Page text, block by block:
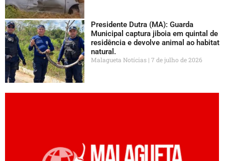
Presidente Dutra (MA): Guarda
Municipal captura jiboia em quintal de
residência e devolve animal ao habitat
natural.
Malagueta Notícias 7 de julho de 2026